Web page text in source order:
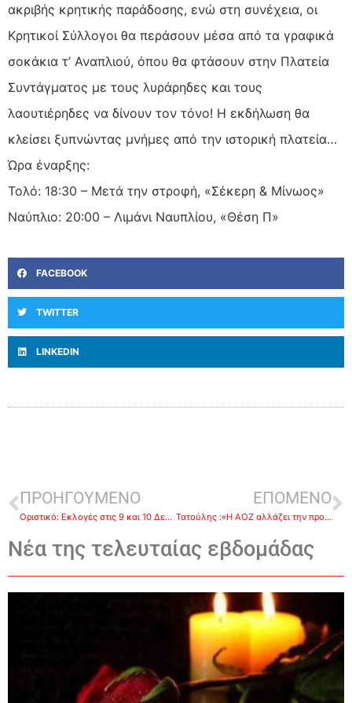
ακριβής κρητικής παράδοσης, ενώ στη συνέχεια, οι
Κρητικοί Σύλλογοι θα περάσουν μέσα από τα γραφικά
σοκάκια τ’ Αναπλιού, όπου θα φτάσουν στην Πλατεία
Συντάγματος με τους λυράρηδες και τους
λαουτιέρηδες να δίνουν τον τόνο! Η εκδήλωση θα
κλείσει ξυπνώντας μνήμες από την ιστορική πλατεία…
Ώρα έναρξης:
Τολό: 18:30 – Μετά την στροφή, «Σέκερη & Μίνωος»
Ναύπλιο: 20:00 – Λιμάνι Ναυπλίου, «Θέση Π»
FACEBOOK
TWITTER
LINKEDIN
ΠΡΟΗΓΟΥΜΕΝΟ
Οριστικό: Εκλογές στις 9 και 10 Δεκεμβρίου για τη νέα διοίκηση του Επιμελητηρίου στο Κρανίδι και στο Αργος
ΕΠΟΜΕΝΟ
Τατούλης :«Η ΑΟΖ αλλάζει την προοπτική της Πελοποννήσου»
Νέα της τελευταίας εβδομάδας